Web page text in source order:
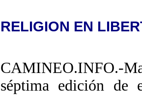
RELIGION EN
CAMINEO.INFO.-
séptima edición de